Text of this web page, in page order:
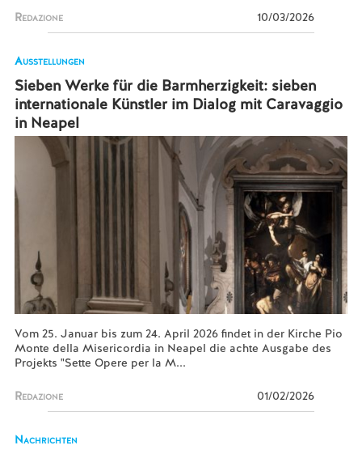
Redazione 10/03/2026
Ausstellungen
Sieben Werke für die Barmherzigkeit: sieben
internationale Künstler im Dialog mit Caravaggio
in Neapel
Vom 25. Januar bis zum 24. April 2026 findet in der Kirche Pio
Monte della Misericordia in Neapel die achte Ausgabe des
Projekts "Sette Opere per la M...
Redazione 01/02/2026
Nachrichten